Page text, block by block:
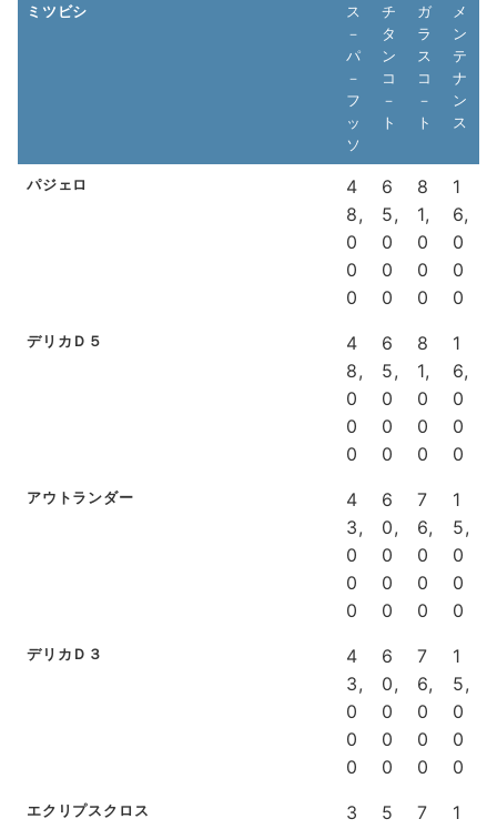
ミツビシ
ス
－
パ
－
フ
ッ
ソ
チ
タ
ン
コ
－
ト
ガ
ラ
ス
コ
－
ト
メ
ン
テ
ナ
ン
ス
パジェロ
4
8,
0
0
0
6
5,
0
0
0
8
1,
0
0
0
1
6,
0
0
0
デリカＤ５
4
8,
0
0
0
6
5,
0
0
0
8
1,
0
0
0
1
6,
0
0
0
アウトランダー
4
3,
0
0
0
6
0,
0
0
0
7
6,
0
0
0
1
5,
0
0
0
デリカＤ３
4
3,
0
0
0
6
0,
0
0
0
7
6,
0
0
0
1
5,
0
0
0
エクリプスクロス
3
5
7
1